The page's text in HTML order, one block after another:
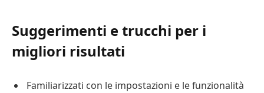
Suggerimenti e trucchi per i
migliori risultati
Familiarizzati con le impostazioni e le funzionalità